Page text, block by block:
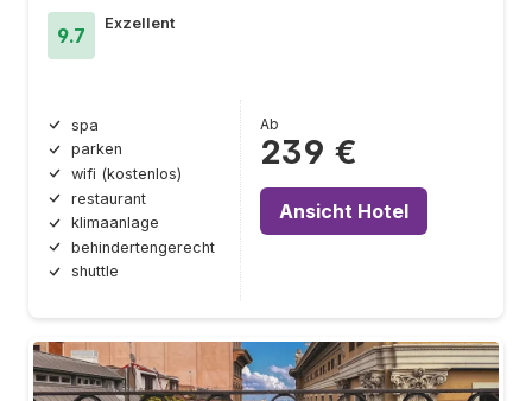
9.7
Exzellent
spa
parken
wifi (kostenlos)
restaurant
klimaanlage
behindertengerecht
shuttle
Ab
239 €
Ansicht Hotel